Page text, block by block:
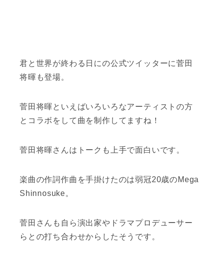
君と世界が終わる日にの公式ツイッターに菅田
将暉も登場。
菅田将暉といえばいろいろなアーティストの方
とコラボをして曲を制作してますね！
菅田将暉さんはトークも上手で面白いです。
楽曲の作詞作曲を手掛けたのは弱冠20歳のMega
Shinnosuke。
菅田さんも自ら演出家やドラマプロデューサー
らとの打ち合わせからしたそうです。